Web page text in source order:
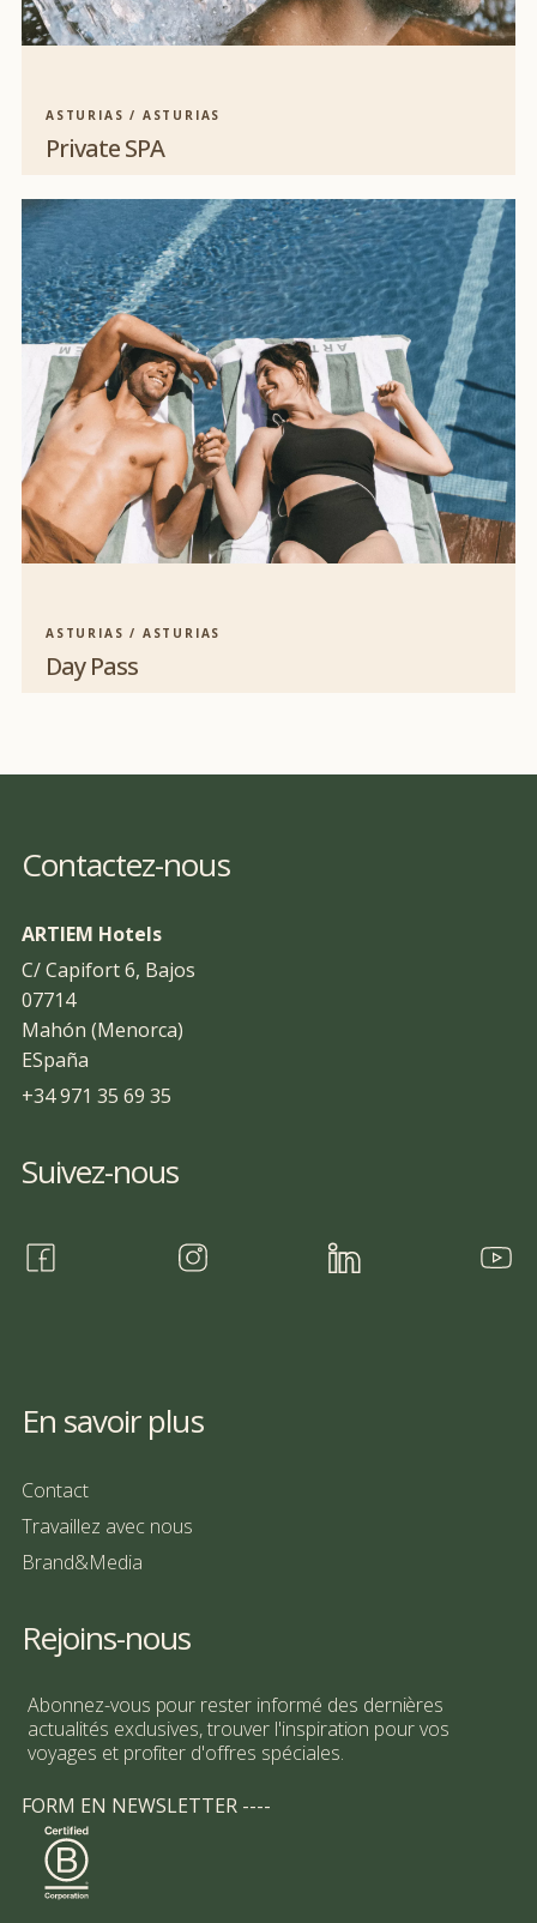
ASTURIAS / ASTURIAS
Private SPA
ASTURIAS / ASTURIAS
Day Pass
Contactez-nous
ARTIEM Hotels
C/ Capifort 6, Bajos
07714
Mahón (Menorca)
ESpaña
+34 971 35 69 35
Suivez-nous
En savoir plus
Contact
Travaillez avec nous
Brand&Media
Rejoins-nous
Abonnez-vous pour rester informé des dernières
actualités exclusives, trouver l'inspiration pour vos
voyages et profiter d'offres spéciales.
FORM EN NEWSLETTER ----